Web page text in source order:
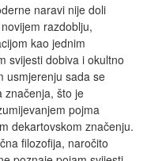
naravi nije doli
razdoblju,
kao jednim
svijesti dobiva i okultno
usmjerenju sada se
značenja, što je
pojma
dekartovskom značenju.
filozofija, naročito